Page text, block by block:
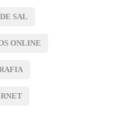
SAL
ONLINE